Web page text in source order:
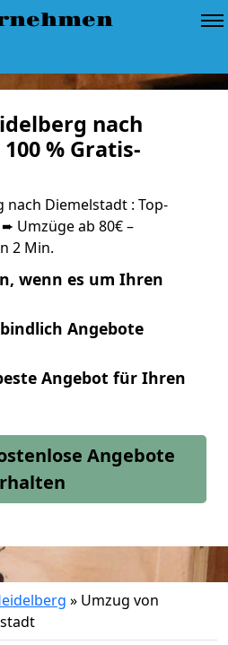
nach
% Gratis-
Diemelstadt : Top-
Umzüge ab 80€ –
2 Min.
wenn es um Ihren
Angebote
Angebot für Ihren
Angebote
» Umzug von